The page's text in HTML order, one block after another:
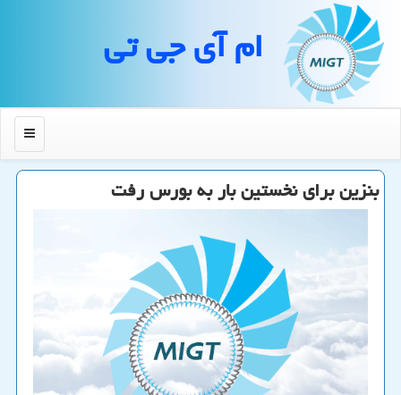
ام آی جی تی
منو
بنزین برای نخستین بار به بورس رفت